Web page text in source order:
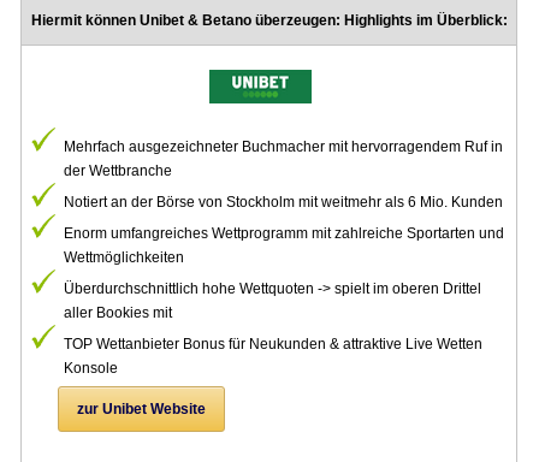
Hiermit können Unibet & Betano überzeugen: Highlights im Überblick:
Mehrfach ausgezeichneter Buchmacher mit hervorragendem Ruf in
der Wettbranche
Notiert an der Börse von Stockholm mit weitmehr als 6 Mio. Kunden
Enorm umfangreiches Wettprogramm mit zahlreiche Sportarten und
Wettmöglichkeiten
Überdurchschnittlich hohe Wettquoten -> spielt im oberen Drittel
aller Bookies mit
TOP Wettanbieter Bonus für Neukunden & attraktive Live Wetten
Konsole
zur Unibet Website